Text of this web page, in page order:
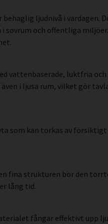
ljudnivå i vardagen.
sovrum och offentliga
vattenbaserade, luktfria och
i ljusa rum, vilket gör
som kan torkas av
fina strukturen bör den
lång tid.
fångar effektivt upp